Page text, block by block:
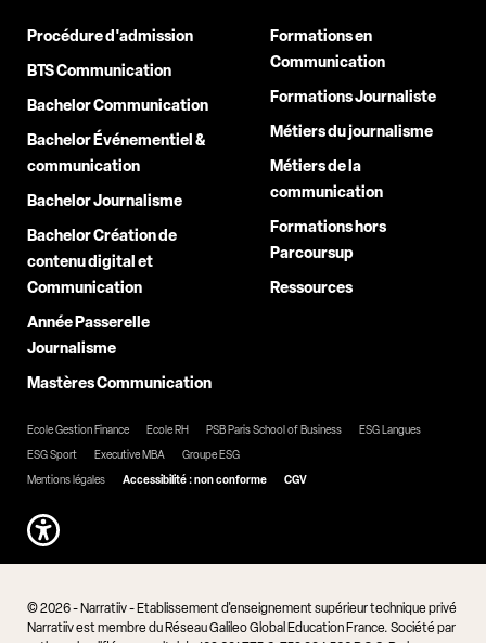
Procédure d'admission
BTS Communication
Bachelor Communication
Bachelor Événementiel &
communication
Bachelor Journalisme
Bachelor Création de
contenu digital et
Communication
Année Passerelle
Journalisme
Mastères Communication
Formations en
Communication
Formations Journaliste
Métiers du journalisme
Métiers de la
communication
Formations hors
Parcoursup
Ressources
Ecole Gestion Finance Ecole RH PSB Paris School of Business
ESG Langues
ESG Sport
Executive MBA
Groupe ESG
Mentions légales
Accessibilité : non conforme CGV
© 2026 - Narratiiv - Etablissement d'enseignement supérieur technique privé
Narratiiv est membre du Réseau Galileo Global Education France. Société par